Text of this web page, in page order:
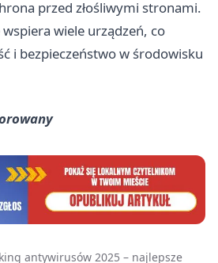
przed złośliwymi stronami.
wiele urządzeń, co
i bezpieczeństwo w środowisku
antywirusów 2025 – najlepsze